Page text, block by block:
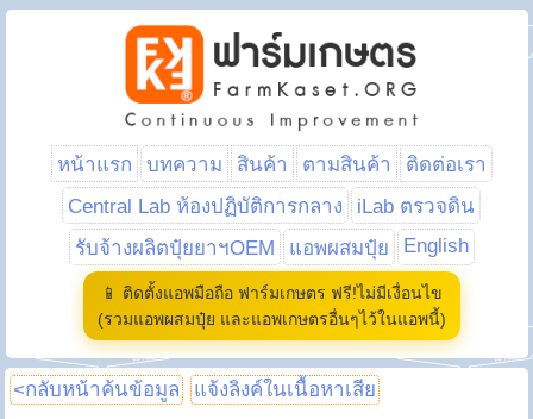
หน้าแรก บทความ สินค้า ตามสินค้า
ติดต่อเรา
Central Lab ห้องปฏิบัติการกลาง
iLab ตรวจดิน
รับจ้างผลิตปุ๋ยยาฯOEM
แอพผสมปุ๋ย English
📱 ติดตั้งแอพมือถือ ฟาร์มเกษตร ฟรี!ไม่มีเงื่อนไข
(รวมแอพผสมปุ๋ย และแอพเกษตรอื่นๆไว้ในแอพนี้)
<กลับหน้าค้นข้อมูล แจ้งลิงค์ในเนื้อหาเสีย